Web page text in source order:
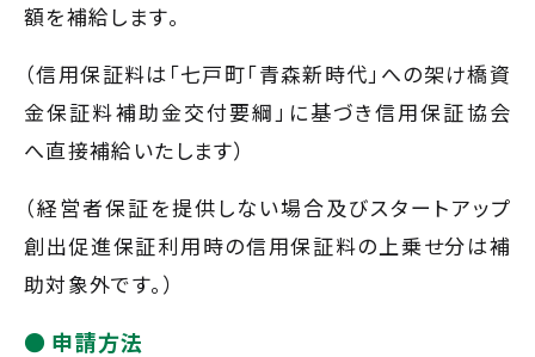
額を補給します。
（信用保証料は「七戸町「青森新時代」への架け橋資
金保証料補助金交付要綱」に基づき信用保証協会
へ直接補給いたします）
（経営者保証を提供しない場合及びスタートアップ
創出促進保証利用時の信用保証料の上乗せ分は補
助対象外です。）
申請方法